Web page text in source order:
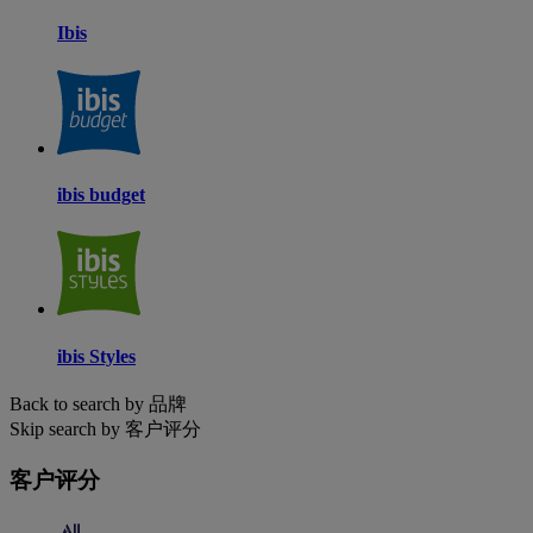
Ibis
ibis budget
ibis Styles
Back to search by 品牌
Skip search by 客户评分
客户评分